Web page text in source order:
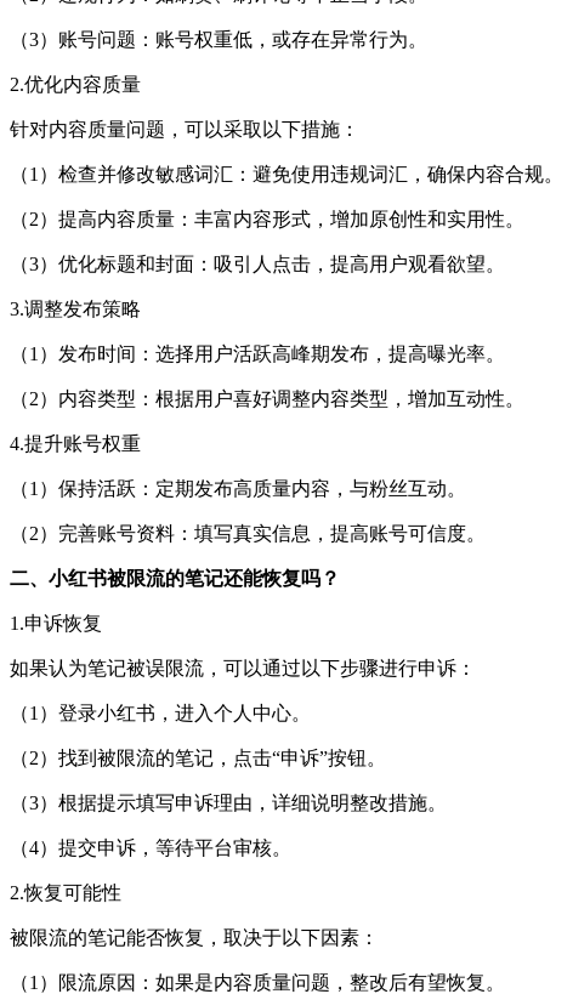
（3）账号问题：账号权重低，或存在异常行为。
2.优化内容质量
针对内容质量问题，可以采取以下措施：
（1）检查并修改敏感词汇：避免使用违规词汇，确保内容合规。
（2）提高内容质量：丰富内容形式，增加原创性和实用性。
（3）优化标题和封面：吸引人点击，提高用户观看欲望。
3.调整发布策略
（1）发布时间：选择用户活跃高峰期发布，提高曝光率。
（2）内容类型：根据用户喜好调整内容类型，增加互动性。
4.提升账号权重
（1）保持活跃：定期发布高质量内容，与粉丝互动。
（2）完善账号资料：填写真实信息，提高账号可信度。
二、小红书被限流的笔记还能恢复吗？
1.申诉恢复
如果认为笔记被误限流，可以通过以下步骤进行申诉：
（1）登录小红书，进入个人中心。
（2）找到被限流的笔记，点击“申诉”按钮。
（3）根据提示填写申诉理由，详细说明整改措施。
（4）提交申诉，等待平台审核。
2.恢复可能性
被限流的笔记能否恢复，取决于以下因素：
（1）限流原因：如果是内容质量问题，整改后有望恢复。